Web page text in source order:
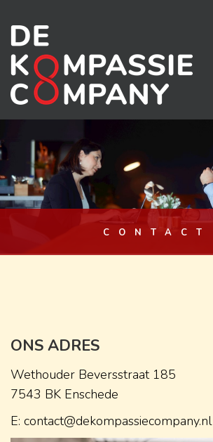
CONTACT
ONS ADRES
Wethouder Beversstraat 185
7543 BK Enschede
E: contact@dekompassiecompany.nl